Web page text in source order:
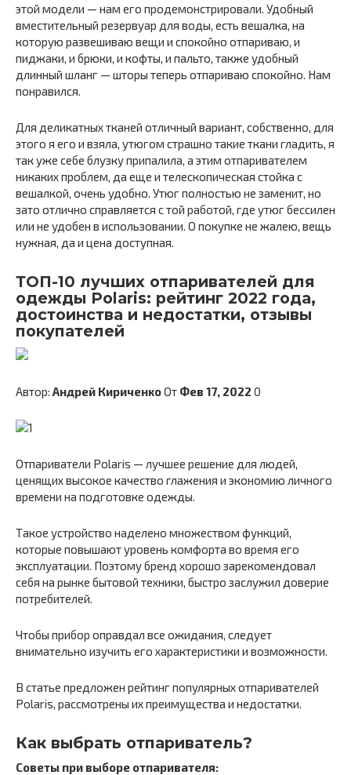
этой модели — нам его продемонстрировали. Удобный
вместительный резервуар для воды, есть вешалка, на
которую развешиваю вещи и спокойно отпариваю, и
пиджаки, и брюки, и кофты, и пальто, также удобный
длинный шланг — шторы теперь отпариваю спокойно. Нам
понравился.
Для деликатных тканей отличный вариант, собственно, для
этого я его и взяла, утюгом страшно такие ткани гладить, я
так уже себе блузку припалила, а этим отпаривателем
никаких проблем, да еще и телескопическая стойка с
вешалкой, очень удобно. Утюг полностью не заменит, но
зато отлично справляется с той работой, где утюг бессилен
или не удобен в использовании. О покупке не жалею, вещь
нужная, да и цена доступная.
ТОП-10 лучших отпаривателей для
одежды Polaris: рейтинг 2022 года,
достоинства и недостатки, отзывы
покупателей
Автор: Андрей КириченкоОт Фев 17, 2022 0
Отпариватели Polaris — лучшее решение для людей,
ценящих высокое качество глажения и экономию личного
времени на подготовке одежды.
Такое устройство наделено множеством функций,
которые повышают уровень комфорта во время его
эксплуатации. Поэтому бренд хорошо зарекомендовал
себя на рынке бытовой техники, быстро заслужил доверие
потребителей.
Чтобы прибор оправдал все ожидания, следует
внимательно изучить его характеристики и возможности.
В статье предложен рейтинг популярных отпаривателей
Polaris, рассмотрены их преимущества и недостатки.
Как выбрать отпариватель?
Советы при выборе отпаривателя: